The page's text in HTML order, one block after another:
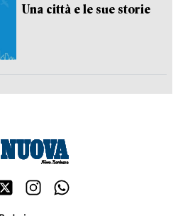
Una città e le sue storie